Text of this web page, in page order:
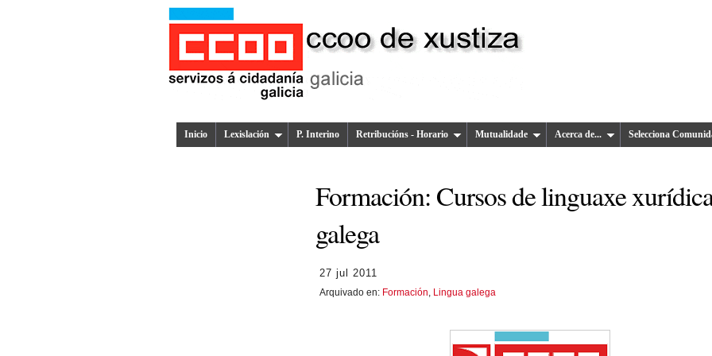
Inicio Lexislación P. Interino Retribucións - Horario Mutualidade Acerca de... Selecciona
Formación: Cursos de linguaxe
galega
27 jul 2011
Arquivado en: Formación Lingua galega